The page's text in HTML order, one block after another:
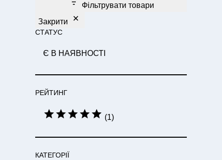
Фільтрувати товари
Закрити
СТАТУС
А
Т
Є В НАЯВНОСТІ
РЕЙТИНГ
І
(1)
КАТЕГОРІЇ